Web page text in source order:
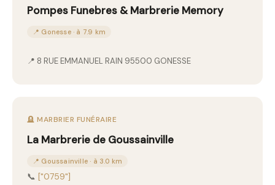
Pompes Funebres & Marbrerie Memory
📍 Gonesse · à 7.9 km
📍 8 RUE EMMANUEL RAIN 95500 GONESSE
🪦 MARBRIER FUNÉRAIRE
La Marbrerie de Goussainville
📍 Goussainville · à 3.0 km
📞 ["0759"]